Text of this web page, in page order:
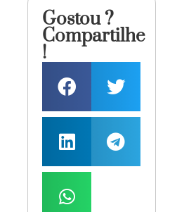
Gostou ?
Compartilhe
!